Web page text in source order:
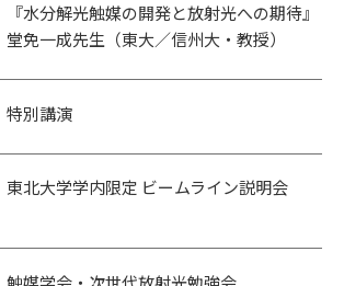
『水分解光触媒の開発と放射光への期待』
堂免一成先生（東大／信州大・教授）
特別講演
東北大学学内限定 ビームライン説明会